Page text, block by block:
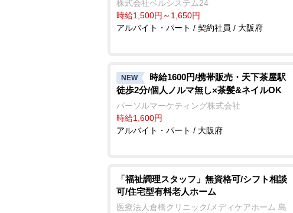
株式会社ベルシステム24
時給1,500円～1,650円
アルバイト・パート / 契約社員 / 大阪府
NEW
時給1600円/携帯販売・天下茶屋駅
徒歩2分/個人ノルマ無し×茶髪&ネイルOK
パーソルマーケティング株式会社
時給1,600円
アルバイト・パート / 大阪府
「福祉調理スタッフ」無資格可/シフト相談
可/住宅型有料老人ホーム
医療法人倉橋クリニック/メディケアホーム 島